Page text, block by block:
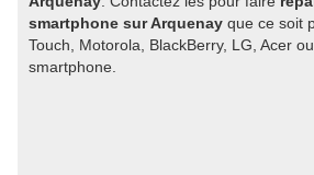
smartphone sur Arquenay que ce soit
Touch, Motorola, BlackBerry, LG, Acer
smartphone.